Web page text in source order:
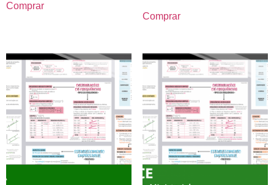
Comprar
Comprar